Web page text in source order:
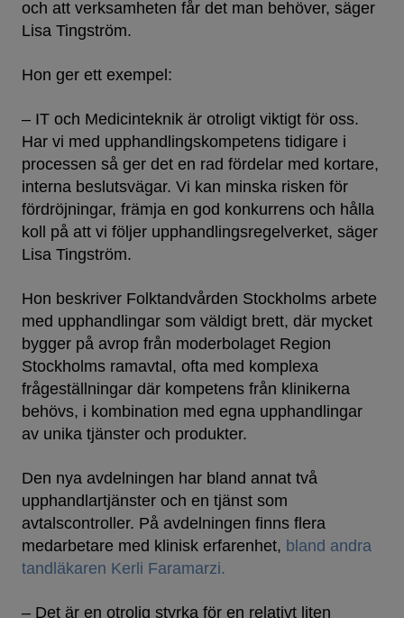
och att verksamheten får det man behöver, säger
Lisa Tingström.
Hon ger ett exempel:
– IT och Medicinteknik är otroligt viktigt för oss.
Har vi med upphandlingskompetens tidigare i
processen så ger det en rad fördelar med kortare,
interna beslutsvägar. Vi kan minska risken för
fördröjningar, främja en god konkurrens och hålla
koll på att vi följer upphandlingsregelverket, säger
Lisa Tingström.
Hon beskriver Folktandvården Stockholms arbete
med upphandlingar som väldigt brett, där mycket
bygger på avrop från moderbolaget Region
Stockholms ramavtal, ofta med komplexa
frågeställningar där kompetens från klinikerna
behövs, i kombination med egna upphandlingar
av unika tjänster och produkter.
Den nya avdelningen har bland annat två
upphandlartjänster och en tjänst som
avtalscontroller. På avdelningen finns flera
medarbetare med klinisk erfarenhet, bland andra
tandläkaren Kerli Faramarzi.
– Det är en otrolig styrka för en relativt liten